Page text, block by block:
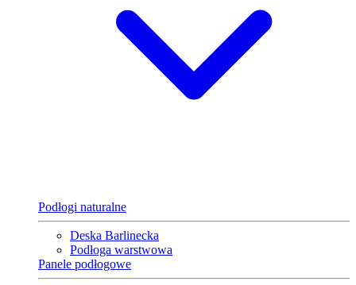
Podłogi naturalne
Deska Barlinecka
Podłoga warstwowa
Panele podłogowe